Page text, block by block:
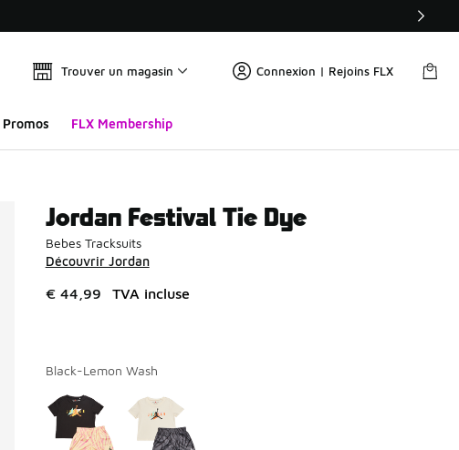
Trouver un magasin Connexion | Rejoins FLX
Promos FLX Membership
Jordan Festival Tie Dye
Bebes Tracksuits
Découvrir Jordan
€ 44,99 TVA incluse
Black-Lemon Wash
Page 1 sur 1 affichant 1 à 2 des 2 couleurs.
Merci de sélectionner un style